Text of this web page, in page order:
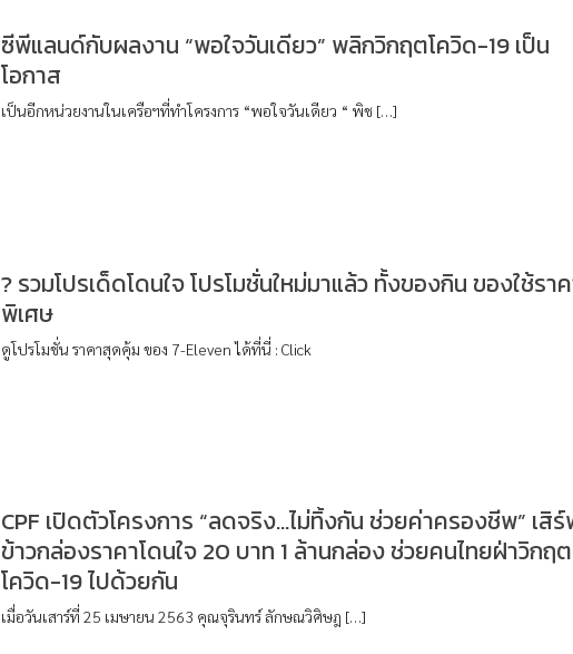
ซีพีแลนด์กับผลงาน “พอใจวันเดียว” พลิกวิกฤตโควิด-19 เป็น
โอกาส
เป็นอีกหน่วยงานในเครือฯที่ทำโครงการ “พอใจวันเดียว “ พิช […]
? รวมโปรเด็ดโดนใจ โปรโมชั่นใหม่มาแล้ว ทั้งของกิน ของใช้รา
พิเศษ
ดูโปรโมชั่น ราคาสุดคุ้ม ของ 7-Eleven ได้ที่นี่ : Click
CPF เปิดตัวโครงการ “ลดจริง…ไม่ทิ้งกัน ช่วยค่าครองชีพ” เสิ
ข้าวกล่องราคาโดนใจ 20 บาท 1 ล้านกล่อง ช่วยคนไทยฝ่าวิกฤต
โควิด-19 ไปด้วยกัน
เมื่อวันเสาร์ที่ 25 เมษายน 2563 คุณจุรินทร์ ลักษณวิศิษฎ […]